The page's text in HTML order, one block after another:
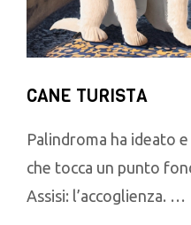
CANE TURISTA
Palindroma ha ideato
che tocca un punto
Assisi: l’accoglienza. …